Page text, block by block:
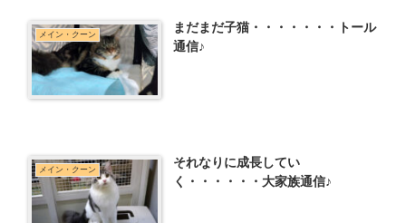
メイン・クーン
まだまだ子猫・・・・・・・トール
通信♪
メイン・クーン
それなりに成長してい
く・・・・・・大家族通信♪